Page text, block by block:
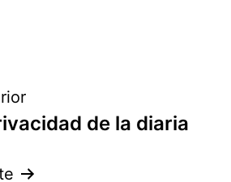
de la diaria